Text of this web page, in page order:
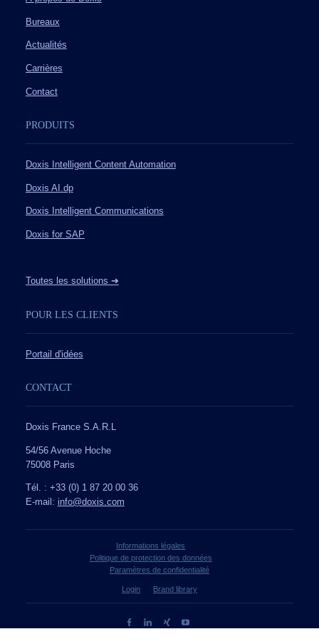
Bureaux
Actualités
Carrières
Contact
PRODUITS
Doxis Intelligent Content Automation
Doxis AI.dp
Doxis Intelligent Communications
Doxis for SAP
Toutes les solutions ➔
POUR LES CLIENTS
Portail d'idées
CONTACT
Doxis France S.A.R.L
54/56 Avenue Hoche
75008 Paris
Tél. : +33 (0) 1 87 20 00 36
E-mail: info@doxis.com
Informations légales
Politique de protection des données
Paramètres de confidentialité
Login Brand library